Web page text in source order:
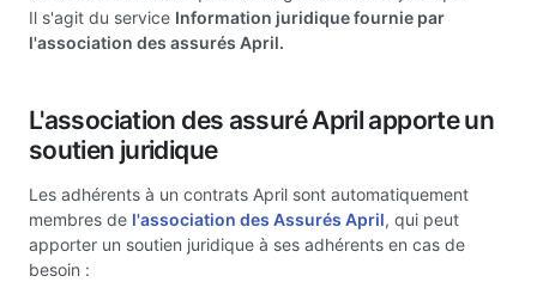
Il s'agit du service Information juridique fournie par
l'association des assurés April.
L'association des assuré April apporte un
soutien juridique
Les adhérents à un contrats April sont automatiquement
membres de l'association des Assurés April, qui peut
apporter un soutien juridique à ses adhérents en cas de
besoin :